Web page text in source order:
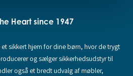
Heart since 1947
sikkert hjem for dine børn, hvor de trygt
og sælger sikkerhedsudstyr til
også et bredt udvalg af møbler,